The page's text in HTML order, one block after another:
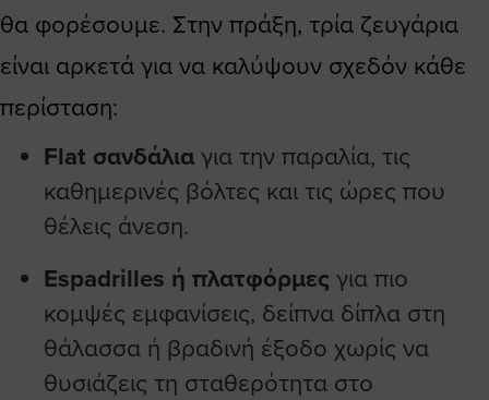
θα φορέσουμε. Στην πράξη, τρία ζευγάρια
είναι αρκετά για να καλύψουν σχεδόν κάθε
περίσταση:
Flat σανδάλια για την παραλία, τις
καθημερινές βόλτες και τις ώρες που
θέλεις άνεση.
Espadrilles ή πλατφόρμες για πιο
κομψές εμφανίσεις, δείπνα δίπλα στη
θάλασσα ή βραδινή έξοδο χωρίς να
θυσιάζεις τη σταθερότητα στο